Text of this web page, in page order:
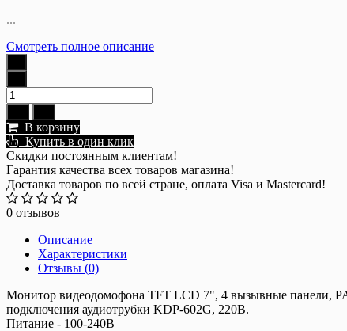
...
Смотреть полное описание
В корзину
Купить в один клик
Скидки постоянным клиентам!
Гарантия качества всех товаров магазина!
Доставка товаров по всей стране, оплата Visa и Mastercard!
0 отзывов
Описание
Характеристики
Отзывы (0)
Монитор видеодомофона TFT LCD 7", 4 вызывные панели,
подключения аудиотрубки KDP-602G, 220В.
Питание - 100-240В